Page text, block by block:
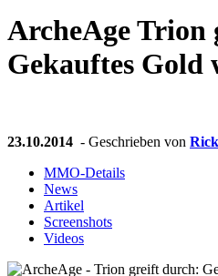
ArcheAgeTrion
Gekauftes Gold
23.10.2014 - Geschrieben von Rick
MMO-Details
News
Artikel
Screenshots
Videos